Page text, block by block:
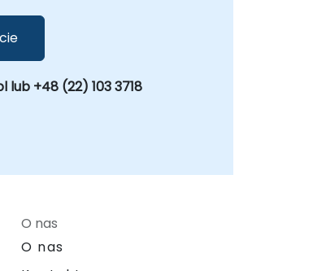
+48 (22) 103 3718
O nas
O nas